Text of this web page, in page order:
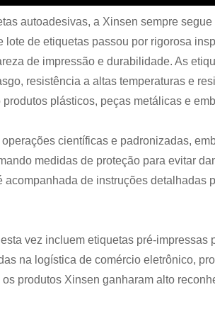
autoadesivas, a Xinsen sempre
de etiquetas passou por rigorosa
de impressão e durabilidade. As
resistência a altas temperaturas e
plásticos, peças metálicas e
científicas e padronizadas,
medidas de proteção para evitar
de instruções detalhadas
vez incluem etiquetas pré-impressas
na logística de comércio eletrônico,
produtos Xinsen ganharam alto